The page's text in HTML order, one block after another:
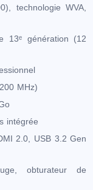
technologie WVA,
13ᵉ génération (12
MHz)
intégrée
2.0, USB 3.2 Gen
obturateur de